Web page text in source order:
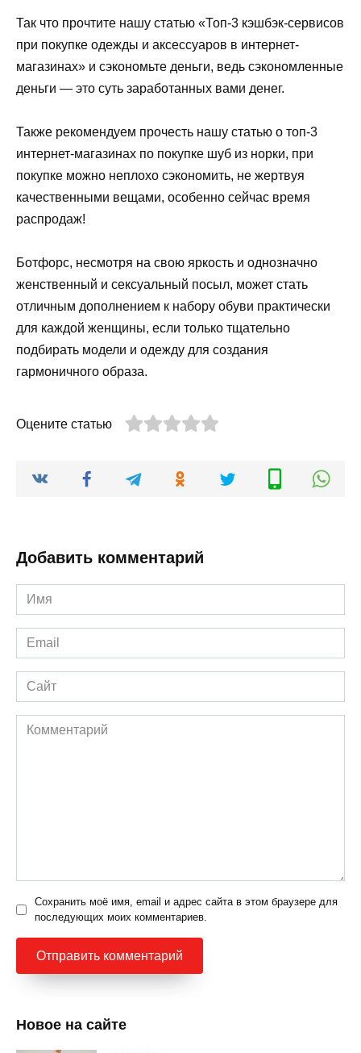
Так что прочтите нашу статью «Топ-3 кэшбэк-сервисов
при покупке одежды и аксессуаров в интернет-
магазинах» и сэкономьте деньги, ведь сэкономленные
деньги — это суть заработанных вами денег.
Также рекомендуем прочесть нашу статью о топ-3
интернет-магазинах по покупке шуб из норки, при
покупке можно неплохо сэкономить, не жертвуя
качественными вещами, особенно сейчас время
распродаж!
Ботфорс, несмотря на свою яркость и однозначно
женственный и сексуальный посыл, может стать
отличным дополнением к набору обуви практически
для каждой женщины, если только тщательно
подбирать модели и одежду для создания
гармоничного образа.
Оцените статью
Добавить комментарий
Имя
*
Email
*
Сайт
Комментарий
Сохранить моё имя, email и адрес сайта в этом браузере для
последующих моих комментариев.
Новое на сайте